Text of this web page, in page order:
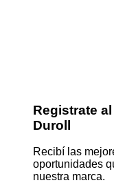
Registrate
Duroll
Recibí las
oportunidades
nuestra marca.